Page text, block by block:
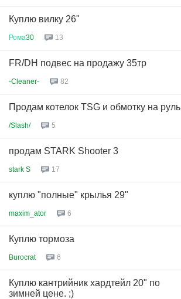
Куплю вилку 26"
Рома30 13
FR/DH подвес на продажу 35тр
-Cleaner- 82
Продам котелок TSG и обмотку на руль
/Slash/ 5
продам STARK Shooter 3
stark S 17
куплю "полные" крылья 29"
maxim_ator 6
Куплю тормоза
Burocrat 6
Куплю кантрийник хардтейл 20" по
зимней цене. ;)